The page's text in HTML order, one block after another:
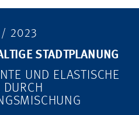
2023
STADTPLANUNG
UND ELASTISCHE
DURCH